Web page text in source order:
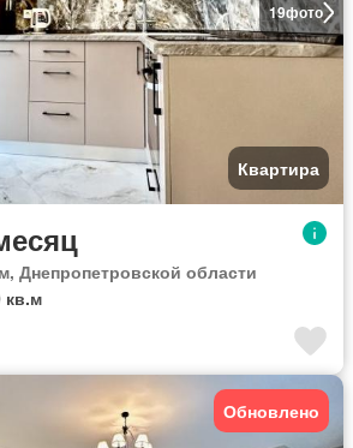
19фото
Квартира
Днепропетровской области
кв.м
Обновлено